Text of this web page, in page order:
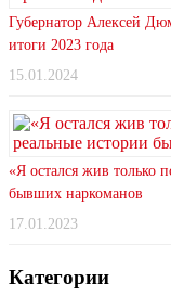
Губернатор Алексей
итоги 2023 года
15.01.2024
«Я остался жив только
бывших наркоманов
17.01.2023
Категории